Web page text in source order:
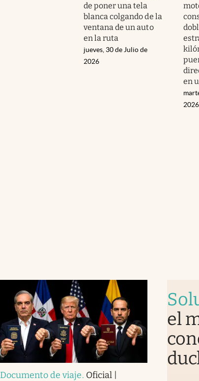
de poner una tela
blanca colgando de la
ventana de un auto
en la ruta
jueves, 30 de Julio de
2026
en
2026
Documento de viaje. Oficial |
el